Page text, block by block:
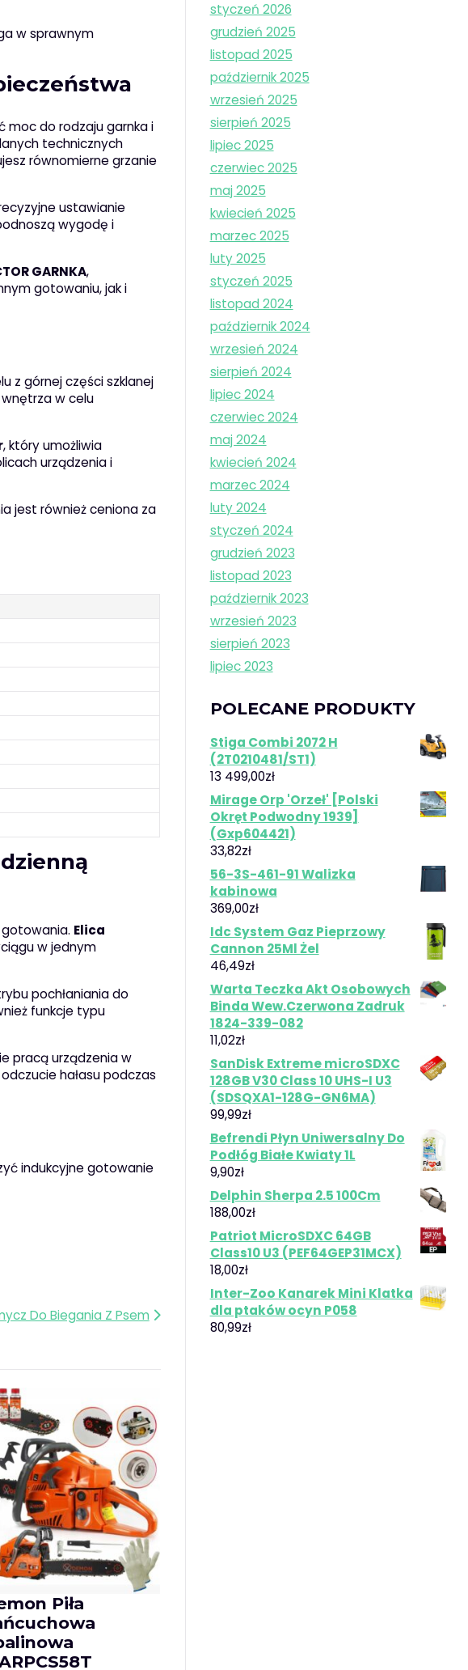
w sprawnym
moc do rodzaju garnka i
technicznych
równomierne grzanie
ustawianie
wygodę i
GARNKA,
gotowaniu, jak i
z górnej części szklanej
w celu
, który umożliwia
urządzenia i
jest również ceniona za
Elica
w jednym
pochłaniania do
funkcje typu
pracą urządzenia w
hałasu podczas
indukcyjne gotowanie
Do Biegania Z Psem
Piła
styczeń 2026
grudzień 2025
listopad 2025
październik 2025
wrzesień 2025
sierpień 2025
lipiec 2025
czerwiec 2025
maj 2025
kwiecień 2025
marzec 2025
luty 2025
styczeń 2025
listopad 2024
październik 2024
wrzesień 2024
sierpień 2024
lipiec 2024
czerwiec 2024
maj 2024
kwiecień 2024
marzec 2024
luty 2024
styczeń 2024
grudzień 2023
listopad 2023
październik 2023
wrzesień 2023
sierpień 2023
lipiec 2023
POLECANE PRODUKTY
Stiga Combi 2072 H
(2T0210481/ST1)
13 499,00zł
Mirage Orp 'Orzeł' [Polski
Okręt Podwodny 1939]
(Gxp604421)
33,82zł
56-3S-461-91 Walizka
kabinowa
369,00zł
Idc System Gaz Pieprzowy
Cannon 25Ml Żel
46,49zł
Warta Teczka Akt Osobowych
Binda Wew.Czerwona Zadruk
1824-339-082
11,02zł
SanDisk Extreme microSDXC
128GB V30 Class 10 UHS-I U3
(SDSQXA1-128G-GN6MA)
99,99zł
Befrendi Płyn Uniwersalny Do
Podłóg Białe Kwiaty 1L
9,90zł
Delphin Sherpa 2.5 100Cm
188,00zł
Patriot MicroSDXC 64GB
Class10 U3 (PEF64GEP31MCX)
18,00zł
Inter-Zoo Kanarek Mini Klatka
dla ptaków ocyn P058
80,99zł